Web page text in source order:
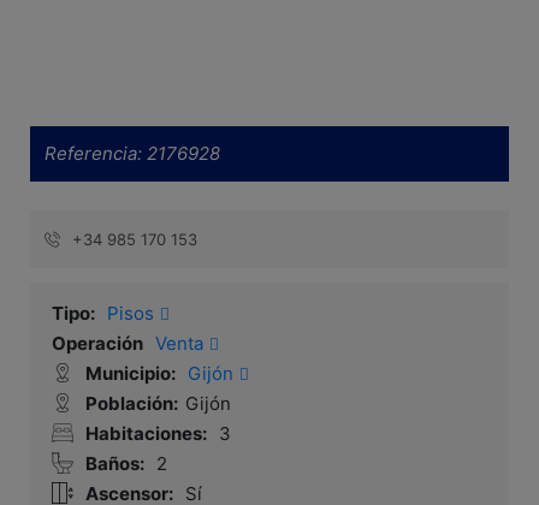
Referencia: 2176928
+34 985 170 153
Tipo: Pisos
Operación Venta
Municipio: Gijón
Población: Gijón
Habitaciones: 3
Baños: 2
Ascensor: Sí